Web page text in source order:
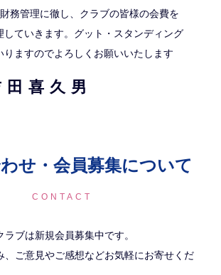
務管理に徹し、クラブの皆様の会費を
していきます。グット・スタンディング
りますのでよろしくお願いいたします
田喜久男
せ・会員募集について
CONTACT
ブは新規会員募集中です。
、ご意見やご感想などお気軽にお寄せくだ